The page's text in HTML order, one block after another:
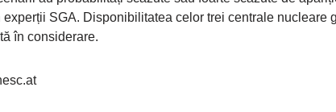
experții SGA. Disponibilitatea celor trei centrale nucleare
în considerare.